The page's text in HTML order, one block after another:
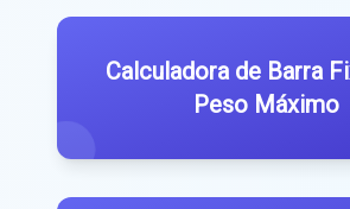
Calculadora de Barra
Peso Máximo